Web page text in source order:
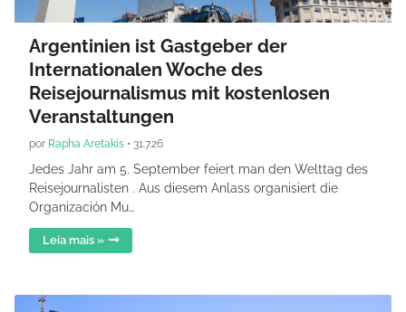
Argentinien ist Gastgeber der
Internationalen Woche des
Reisejournalismus mit kostenlosen
Veranstaltungen
por Rapha Aretakis • 31.7.26
Jedes Jahr am 5. September feiert man den Welttag des
Reisejournalisten . Aus diesem Anlass organisiert die
Organización Mu…
Leia mais »